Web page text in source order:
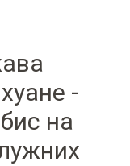
-
на